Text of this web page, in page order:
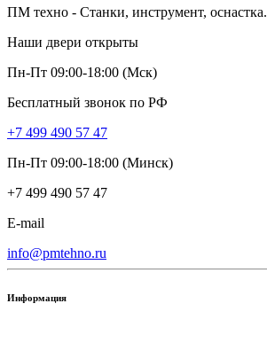
ПМ техно - Станки, инструмент, оснастка.
Наши двери открыты
Пн-Пт 09:00-18:00 (Мск)
Бесплатный звонок по РФ
+7 499 490 57 47
Пн-Пт 09:00-18:00 (Минск)
+7 499 490 57 47
E-mail
info@pmtehno.ru
Информация